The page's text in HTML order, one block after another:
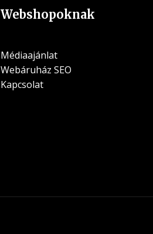
Webshopoknak
Médiaajánlat
Webáruház SEO
Kapcsolat